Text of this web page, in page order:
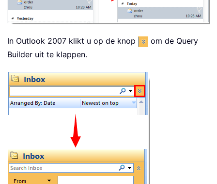
In Outlook 2007 klikt u op de knop
om de Query
Builder uit te klappen.